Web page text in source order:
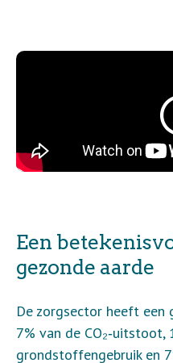
Een
gezonde aarde
De zorgsector heeft
7% van de CO₂‑uitstoot,
grondstoffengebruik en